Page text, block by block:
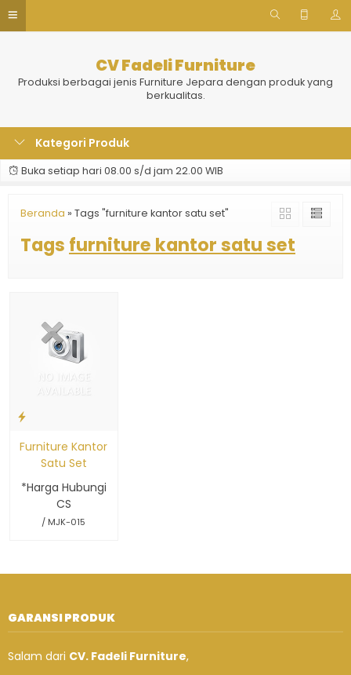
CV Fadeli Furniture
Produksi berbagai jenis Furniture Jepara dengan produk yang
berkualitas.
Kategori Produk
Buka setiap hari 08.00 s/d jam 22.00 WIB
Beranda » Tags "furniture kantor satu set"
Tags furniture kantor satu set
Furniture Kantor
Satu Set
*Harga Hubungi
CS
/ MJK-015
GARANSI PRODUK
Salam dari CV. Fadeli Furniture,